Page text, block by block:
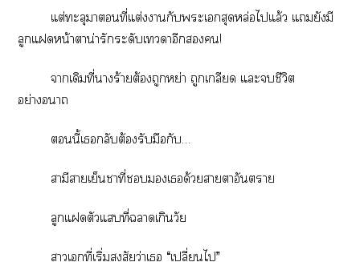
แต่ทะลุาที่แต่งากับะเอกสุดหล่อไแล้ว แยังมี
ลูกแหน้าตาน่ารักระดับเาอีก!
าเดิมที่าร้ายต้องถูกหย่า ถูกเกลียด แะชีวิต
อย่างา
นี้เกลับต้องรับมือกับ…
สามีาเย็นาที่เด้วยาาอันตราย
ลูกแตัวแที่าเกินวัย
าเที่เริ่มสงสัยว่าเ “เปลี่ยนไ”